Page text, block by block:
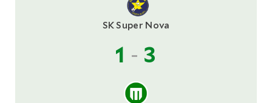
SK Super Nova
1 - 3